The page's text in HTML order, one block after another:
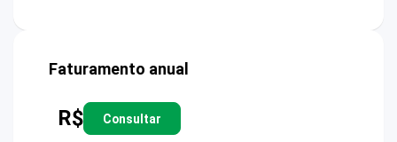
Faturamento anual
R$ Consultar